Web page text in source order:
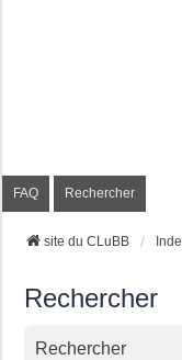
FAQ Rechercher
site du CLuBB
Rechercher
Rechercher